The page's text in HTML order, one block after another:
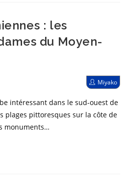
: les
du Moyen-
Post
author:
Miyako
intéressant dans le sud-ouest de
plages pittoresques sur la côte de
monuments…